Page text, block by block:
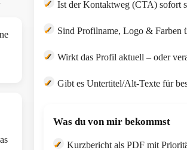
✓ Ist der Kontaktweg (CTA) sofort
✓ Sind Profilname, Logo & Farben
✓ Wirkt das Profil aktuell – oder
✓ Gibt es Untertitel/Alt-Texte für
Was du von mir bekommst
✓ Kurzbericht als PDF mit